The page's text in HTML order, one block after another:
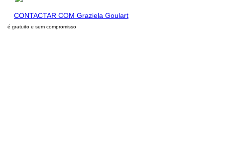
CONTACTAR COM Graziela Goulart
é gratuito e sem compromisso